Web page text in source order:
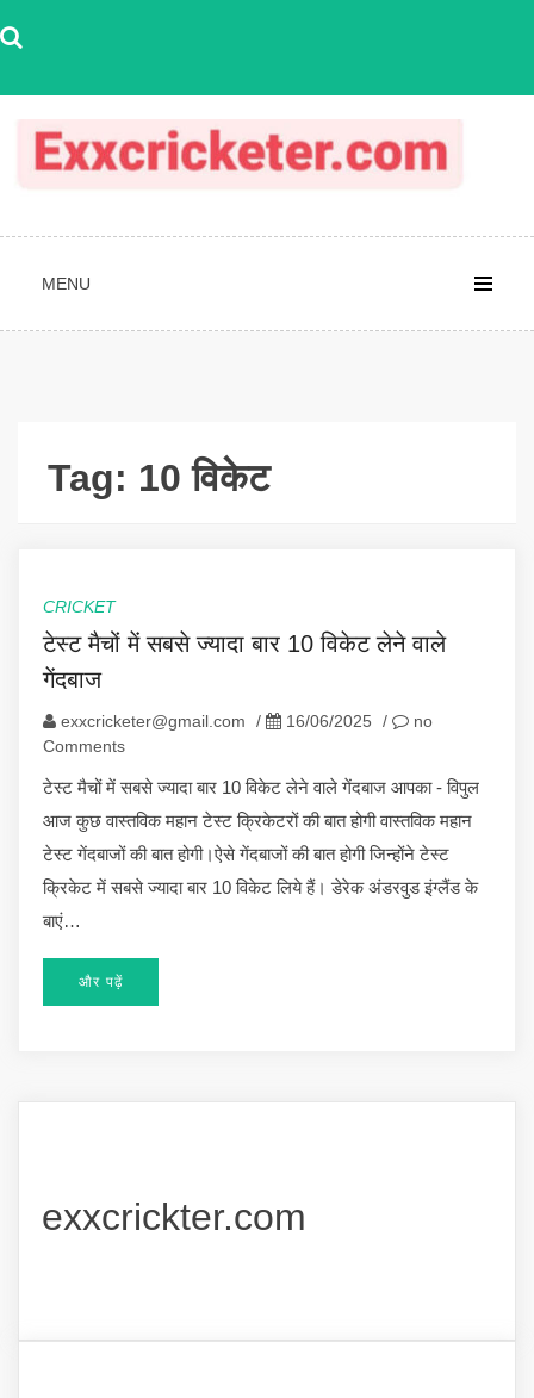
to
MENU
Tag: 10 विकेट
CRICKET
टेस्ट मैचों में सबसे ज्यादा बार 10 विकेट लेने वाले
गेंदबाज
exxcricketer@gmail.com / 16/06/2025 /
no
Comments
टेस्ट मैचों में सबसे ज्यादा बार 10 विकेट लेने वाले गेंदबाज आपका - विपुल
आज कुछ वास्तविक महान टेस्ट क्रिकेटरों की बात होगी वास्तविक महान
टेस्ट गेंदबाजों की बात होगी।ऐसे गेंदबाजों की बात होगी जिन्होंने टेस्ट
क्रिकेट में सबसे ज्यादा बार 10 विकेट लिये हैं। डेरेक अंडरवुड इंग्लैंड के
बाएं…
और पढ़ें
exxcrickter.com